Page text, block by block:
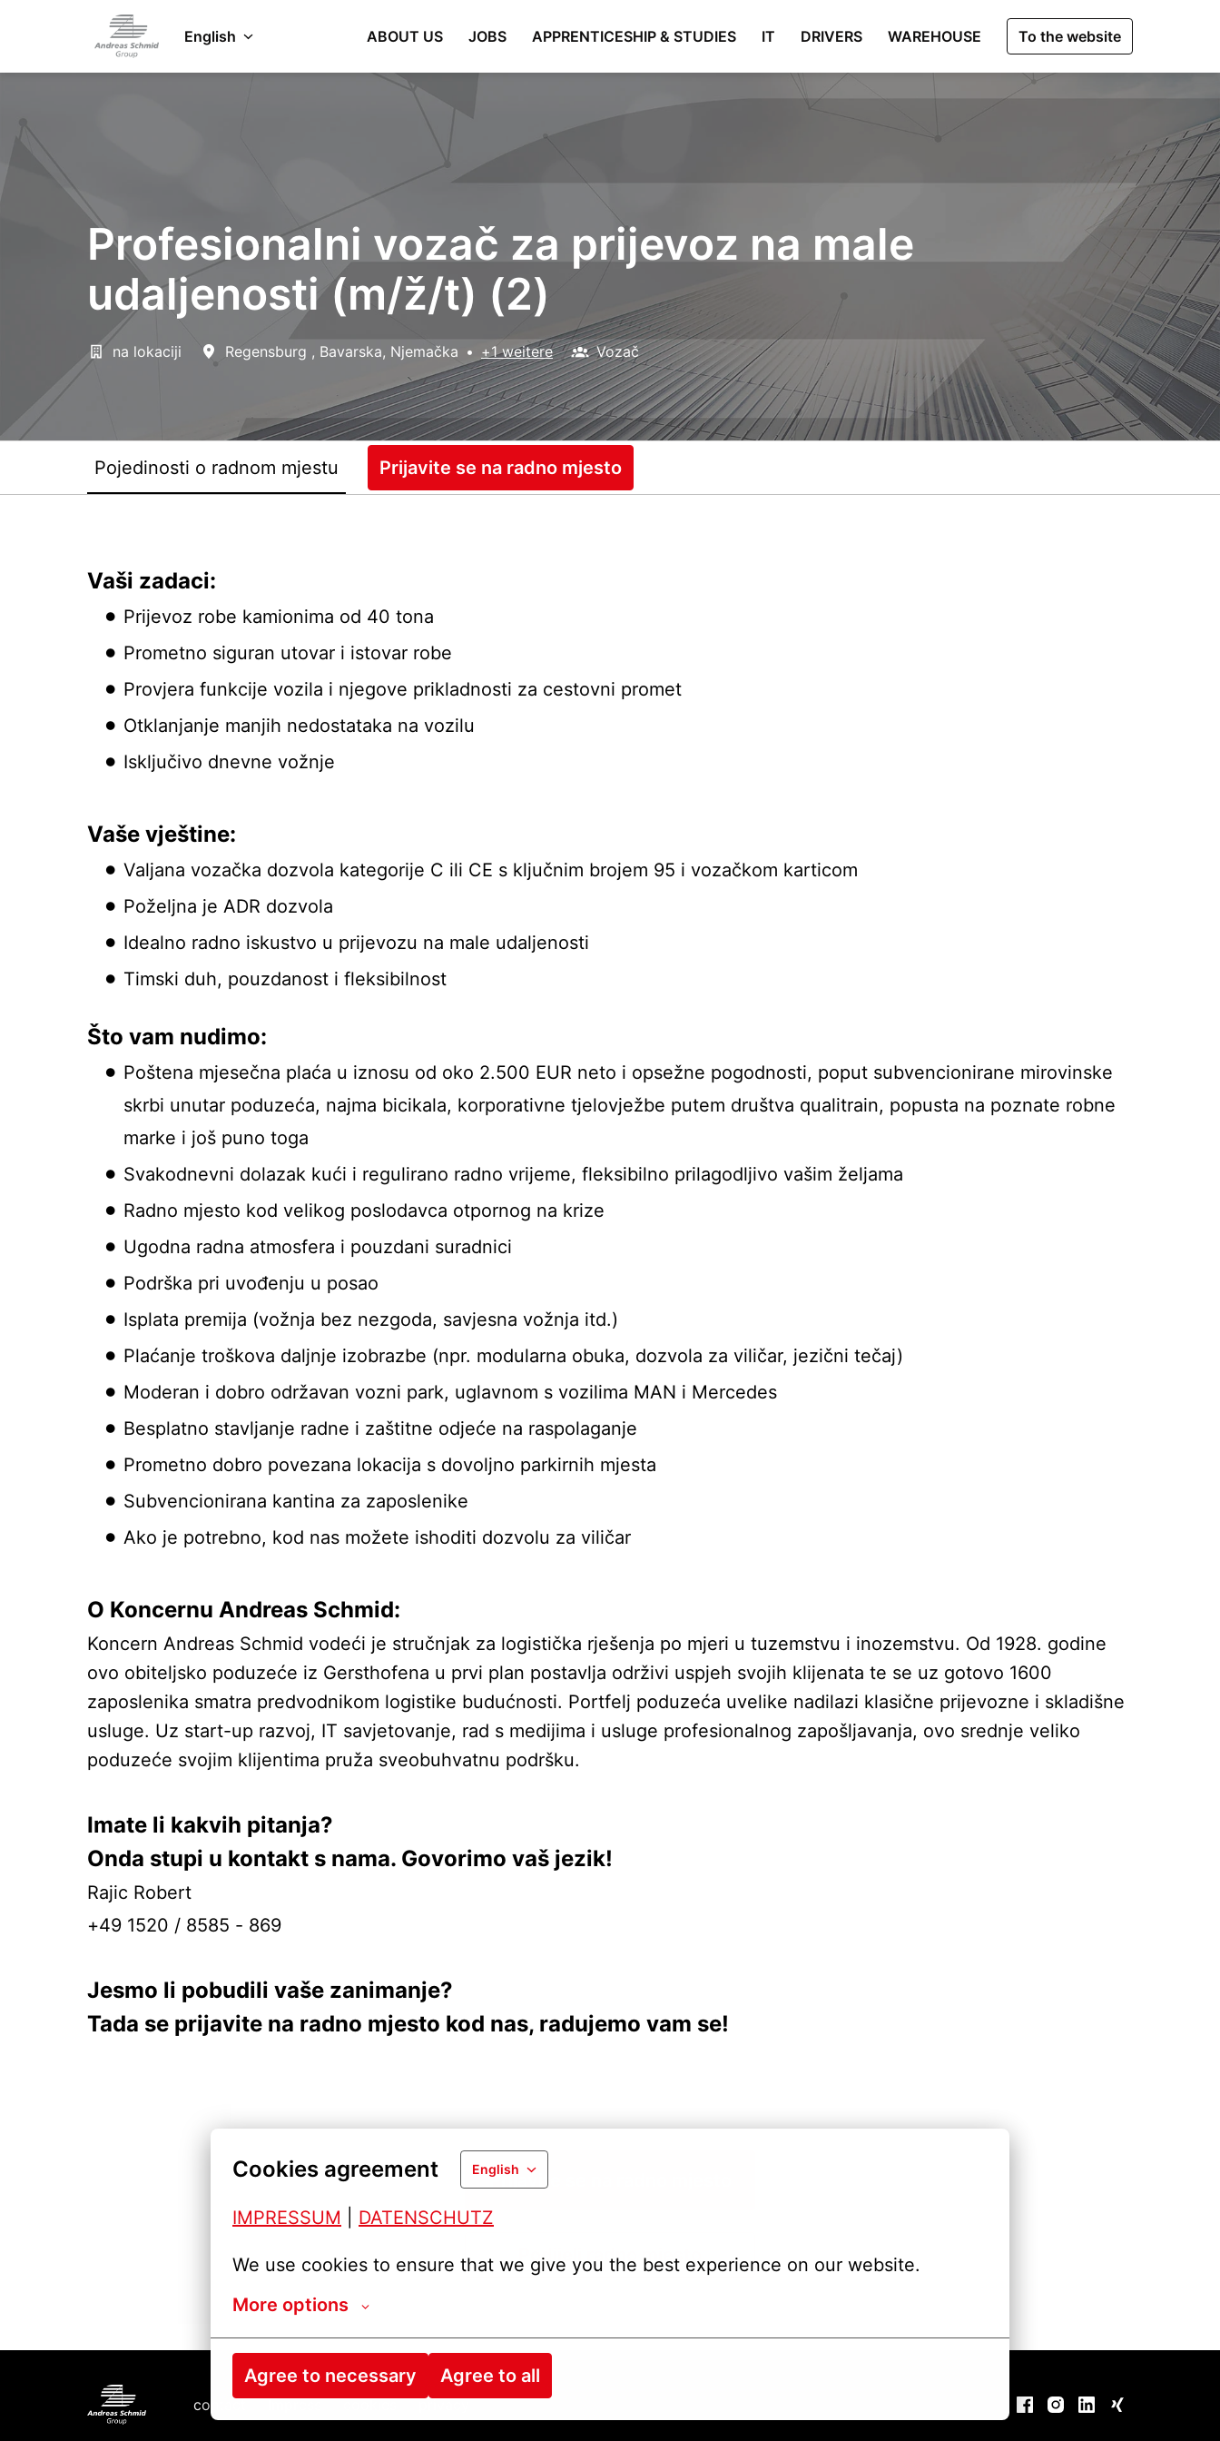
Cookies agreement English
IMPRESSUM DATENSCHUTZ
We use cookies to ensure that we give you the best experience on our website.
More options
Agree to necessary Agree to all
Homepage
English ABOUT US JOBS APPRENTICESHIP & STUDIES IT DRIVERS WAREHOUSE To the website
Profesionalni vozač za prijevoz na male
udaljenosti (m/ž/t) (2)
na lokaciji Regensburg , Bavarska, Njemačka • +1 weitere Vozač
Pojedinosti o radnom mjestu Prijavite se na radno mjesto
Vaši zadaci:
Prijevoz robe kamionima od 40 tona
Prometno siguran utovar i istovar robe
Provjera funkcije vozila i njegove prikladnosti za cestovni promet
Otklanjanje manjih nedostataka na vozilu
Isključivo dnevne vožnje
Vaše vještine:
Valjana vozačka dozvola kategorije C ili CE s ključnim brojem 95 i vozačkom karticom
Poželjna je ADR dozvola
Idealno radno iskustvo u prijevozu na male udaljenosti
Timski duh, pouzdanost i fleksibilnost
Što vam nudimo:
Poštena mjesečna plaća u iznosu od oko 2.500 EUR neto i opsežne pogodnosti, poput subvencionirane mirovinske
skrbi unutar poduzeća, najma bicikala, korporativne tjelovježbe putem društva qualitrain, popusta na poznate robne
marke i još puno toga
Svakodnevni dolazak kući i regulirano radno vrijeme, fleksibilno prilagodljivo vašim željama
Radno mjesto kod velikog poslodavca otpornog na krize
Ugodna radna atmosfera i pouzdani suradnici
Podrška pri uvođenju u posao
Isplata premija (vožnja bez nezgoda, savjesna vožnja itd.)
Plaćanje troškova daljnje izobrazbe (npr. modularna obuka, dozvola za viličar, jezični tečaj)
Moderan i dobro održavan vozni park, uglavnom s vozilima MAN i Mercedes
Besplatno stavljanje radne i zaštitne odjeće na raspolaganje
Prometno dobro povezana lokacija s dovoljno parkirnih mjesta
Subvencionirana kantina za zaposlenike
Ako je potrebno, kod nas možete ishoditi dozvolu za viličar
O Koncernu Andreas Schmid:
Koncern Andreas Schmid vodeći je stručnjak za logistička rješenja po mjeri u tuzemstvu i inozemstvu. Od 1928. godine
ovo obiteljsko poduzeće iz Gersthofena u prvi plan postavlja održivi uspjeh svojih klijenata te se uz gotovo 1600
zaposlenika smatra predvodnikom logistike budućnosti. Portfelj poduzeća uvelike nadilazi klasične prijevozne i skladišne
usluge. Uz start-up razvoj, IT savjetovanje, rad s medijima i usluge profesionalnog zapošljavanja, ovo srednje veliko
poduzeće svojim klijentima pruža sveobuhvatnu podršku.
Imate li kakvih pitanja?
Onda stupi u kontakt s nama. Govorimo vaš jezik!
Rajic Robert
+49 1520 / 8585 - 869
Jesmo li pobudili vaše zanimanje?
Tada se prijavite na radno mjesto kod nas, radujemo vam se!
Prijavite se na radno mjesto
Podijeli radno mjesto
Homepage
contact Impress cookies privacy